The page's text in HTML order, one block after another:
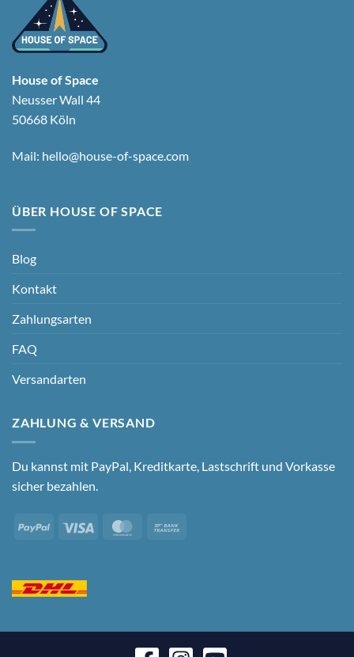
House of Space
Neusser Wall 44
50668 Köln
Mail: hello@house-of-space.com
ÜBER HOUSE OF SPACE
Blog
Kontakt
Zahlungsarten
FAQ
Versandarten
ZAHLUNG & VERSAND
Du kannst mit PayPal, Kreditkarte, Lastschrift und Vorkasse
sicher bezahlen.
PayPal Visa MasterCard